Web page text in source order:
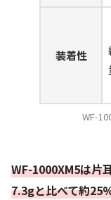
装着性
WF-
WF-1000XM5は片
7.3gと比べて約